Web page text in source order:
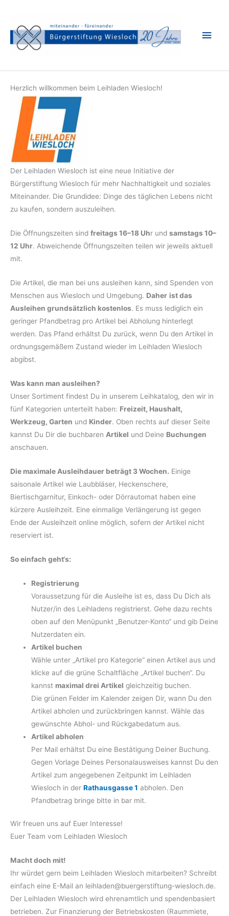
springen
Herzlich willkommen beim Leihladen Wiesloch!
Der Leihladen Wiesloch ist eine neue Initiative der
Bürgerstiftung Wiesloch für mehr Nachhaltigkeit und soziales
Miteinander. Die Grundidee: Dinge des täglichen Lebens nicht
zu kaufen, sondern auszuleihen.
Die Öffnungszeiten sind freitags 16–18 Uhr und samstags 10–
12 Uhr. Abweichende Öffnungszeiten teilen wir jeweils aktuell
mit.
Die Artikel, die man bei uns ausleihen kann, sind Spenden von
Menschen aus Wiesloch und Umgebung. Daher ist das
Ausleihen grundsätzlich kostenlos. Es muss lediglich ein
geringer Pfandbetrag pro Artikel bei Abholung hinterlegt
werden. Das Pfand erhältst Du zurück, wenn Du den Artikel in
ordnungsgemäßem Zustand wieder im Leihladen Wiesloch
abgibst.
Was kann man ausleihen?
Unser Sortiment findest Du in unserem Leihkatalog, den wir in
fünf Kategorien unterteilt haben: Freizeit, Haushalt,
Werkzeug, Garten und Kinder. Oben rechts auf dieser Seite
kannst Du Dir die buchbaren Artikel und Deine Buchungen
anschauen.
Die maximale Ausleihdauer beträgt 3 Wochen. Einige
saisonale Artikel wie Laubbläser, Heckenschere,
Biertischgarnitur, Einkoch- oder Dörrautomat haben eine
kürzere Ausleihzeit. Eine einmalige Verlängerung ist gegen
Ende der Ausleihzeit online möglich, sofern der Artikel nicht
reserviert ist.
So einfach geht‘s:
Registrierung
Voraussetzung für die Ausleihe ist es, dass Du Dich als
Nutzer/in des Leihladens registrierst. Gehe dazu rechts
oben auf den Menüpunkt „Benutzer-Konto“ und gib Deine
Nutzerdaten ein.
Artikel buchen
Wähle unter „Artikel pro Kategorie“ einen Artikel aus und
klicke auf die grüne Schaltfläche „Artikel buchen“. Du
kannst maximal drei Artikel gleichzeitig buchen.
Die grünen Felder im Kalender zeigen Dir, wann Du den
Artikel abholen und zurückbringen kannst. Wähle das
gewünschte Abhol- und Rückgabedatum aus.
Artikel abholen
Per Mail erhältst Du eine Bestätigung Deiner Buchung.
Gegen Vorlage Deines Personalausweises kannst Du den
Artikel zum angegebenen Zeitpunkt im Leihladen
Wiesloch in derRathausgasse 1 abholen. Den
Pfandbetrag bringe bitte in bar mit.
Wir freuen uns auf Euer Interesse!
Euer Team vom Leihladen Wiesloch
Macht doch mit!
Ihr würdet gern beim Leihladen Wiesloch mitarbeiten? Schreibt
einfach eine E-Mail an leihladen@buergerstiftung-wiesloch.de.
Der Leihladen Wiesloch wird ehrenamtlich und spendenbasiert
betrieben. Zur Finanzierung der Betriebskosten (Raummiete,